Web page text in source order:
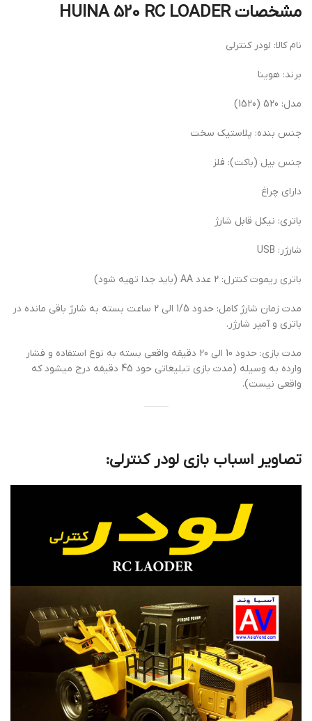
مشخصات HUINA 520 RC LOADER
نام کالا: لودر کنترلی
برند: هوینا
مدل: 520 (1520)
جنس بنده: پلاستیک سخت
جنس بیل (باکت): فلز
دارای چراغ
باتری: نیکل قابل شارژ
شارژر: USB
باتری ریموت کنترل: 2 عدد AA (باید جدا تهیه شود)
مدت زمان شارژ کامل: حدود 1/5 الی 2 ساعت بسته به شارژ باقی مانده در
باتری و آمپر شارژر.
مدت بازی: حدود 10 الی 20 دقیقه واقعی بسته به نوع استفاده و فشار
وارده به وسیله (مدت بازی تبلیغاتی حود 45 دقیقه درج میشود که
واقعی نیست).
تصاویر اسباب بازی لودر کنترلی: